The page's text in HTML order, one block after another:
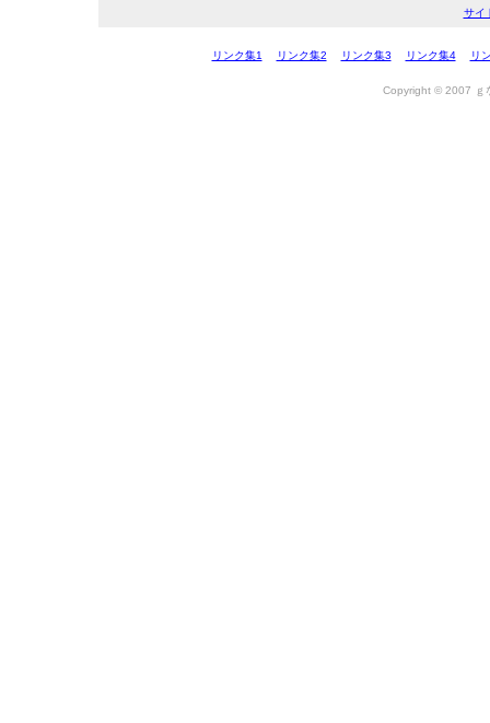
サイ
リンク集1 リンク集2 リンク集3 リンク集4 リ
Copyright © 2007 ｇ